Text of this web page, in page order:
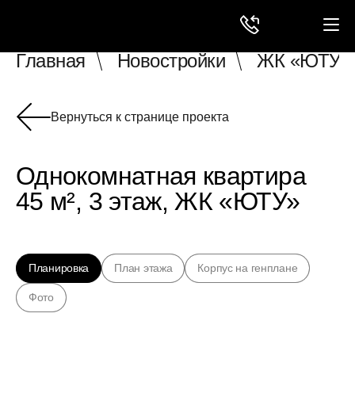
Главная Новостройки ЖК «ЮТУ»
Вернуться к странице проекта
Однокомнатная квартира
45 м², 3 этаж, ЖК «ЮТУ»
Планировка План этажа Корпус на генплане
Фото